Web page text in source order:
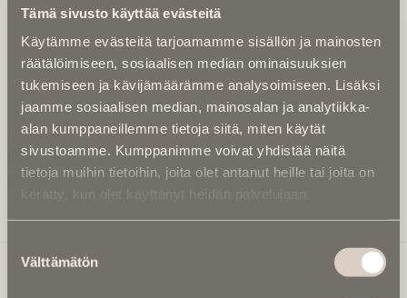
Tämä sivusto käyttää evästeitä
Käytämme evästeitä tarjoamamme sisällön ja mainosten
räätälöimiseen, sosiaalisen median ominaisuuksien
tukemiseen ja kävijämäärämme analysoimiseen. Lisäksi
jaamme sosiaalisen median, mainosalan ja analytiikka-
alan kumppaneillemme tietoja siitä, miten käytät
sivustoamme. Kumppanimme voivat yhdistää näitä
tietoja muihin tietoihin, joita olet antanut heille tai joita on
kerätty, kun olet käyttänyt heidän palvelujaan.
valinta
Välttämätön
Kirjoita alle sähköpostiosoitteesi niin saat kaksi kertaa
etteivät kiinnostavat artikkelit jää huomaamatta.
Uutiskirje on maksuton eikä se velvoita mihinkään.
Kirjoita tähän sähköpostiosoite, johon haluat uutiskirjeen
tulevan:
Tilaa Uutiskirje